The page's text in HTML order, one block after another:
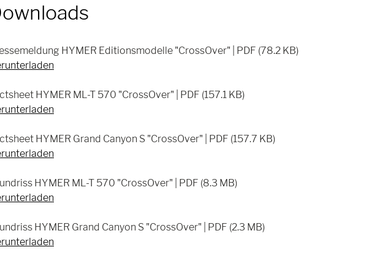
HYMER Editionsmodelle "CrossOver" | PDF (78.2 KB)
HYMER ML-T 570 "CrossOver" | PDF (157.1 KB)
HYMER Grand Canyon S "CrossOver" | PDF (157.7 KB)
HYMER ML-T 570 "CrossOver" | PDF (8.3 MB)
HYMER Grand Canyon S "CrossOver" | PDF (2.3 MB)